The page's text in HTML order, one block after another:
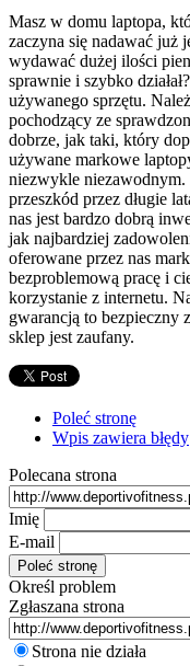
Masz w domu laptopa,
zaczyna się nadawać już
wydawać dużej ilości
sprawnie i szybko
używanego sprzętu.
pochodzący ze
dobrze, jak taki, który
używane markowe
niezwykle niezawodnym.
przeszkód przez długie
nas jest bardzo dobrą
jak najbardziej
oferowane przez nas
bezproblemową pracę i
korzystanie z internetu.
gwarancją to bezpieczny
sklep jest zaufany.
Poleć stronę
Wpis zawiera błędy
Polecana strona
Imię
E-mail
Określ problem
Zgłaszana strona
Strona nie działa